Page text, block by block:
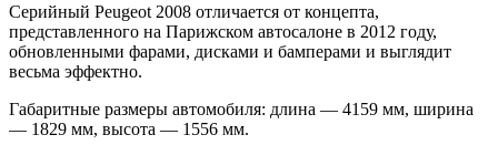
Серийный Peugeot 2008 отличается от концепта,
представленного на Парижском автосалоне в 2012 году,
обновленными фарами, дисками и бамперами и выглядит
весьма эффектно.
Габаритные размеры автомобиля: длина — 4159 мм, ширина
— 1829 мм, высота — 1556 мм.